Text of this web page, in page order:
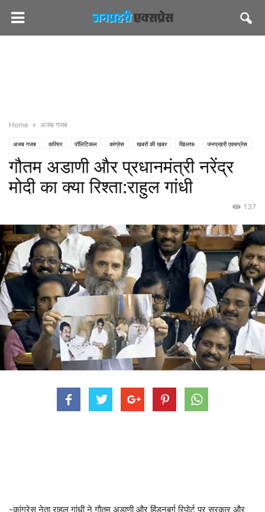
Home अजब गजब
अजब गजब करियर पॉलिटिकल कांग्रेस खबरों की खबर खिलाफ जनप्रहरी एक्सप्रेस
जनप्रहरी लेटेस्ट जयपुर भाजपा
गौतम अडाणी और प्रधानमंत्री नरेंद्र
मोदी का क्या रिश्ता:राहुल गांधी
137
-कांग्रेस नेता राहुल गांधी ने गौतम अडाणी और हिंडनबर्ग रिपोर्ट पर सरकार और